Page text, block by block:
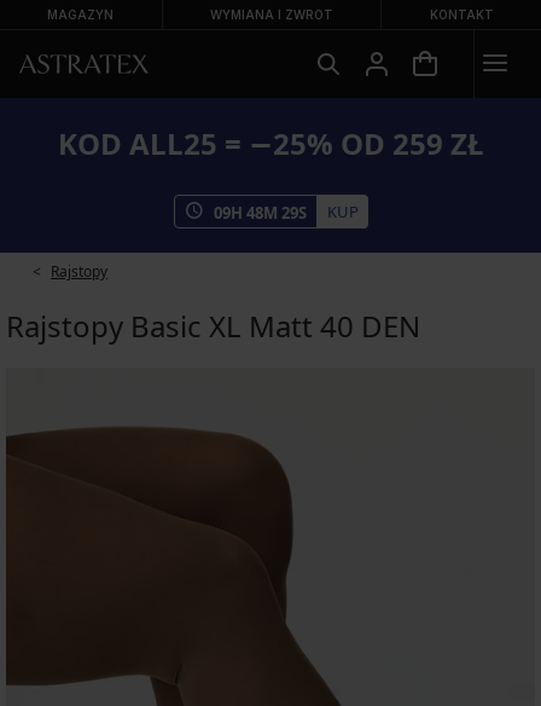
MAGAZYN WYMIANA I ZWROT KONTAKT
KOD ALL25 = −25% OD 259 ZŁ
09H 48M 29S KUP
Rajstopy
Rajstopy Basic XL Matt 40 DEN